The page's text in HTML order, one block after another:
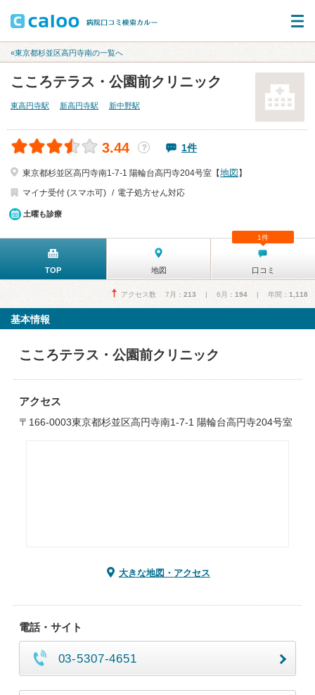
«東京都杉並区高円寺南の一覧へ
こころテラス・公園前クリニック
東高円寺駅 新高円寺駅 新中野駅
3.44 ？ 1件
東京都杉並区高円寺南1-7-1 陽輪台高円寺204号室【地図 】
マイナ受付 (スマホ可)
電子処方せん対応
土曜も診療
TOP 地図 口コミ
1件
アクセス数 7月： 213 | 6月： 194 | 年間： 1,118
基本情報
こころテラス・公園前クリニック
アクセス
〒166-0003東京都杉並区高円寺南1-7-1 陽輪台高円寺204号室
大きな地図・アクセス
電話・サイト
03-5307-4651